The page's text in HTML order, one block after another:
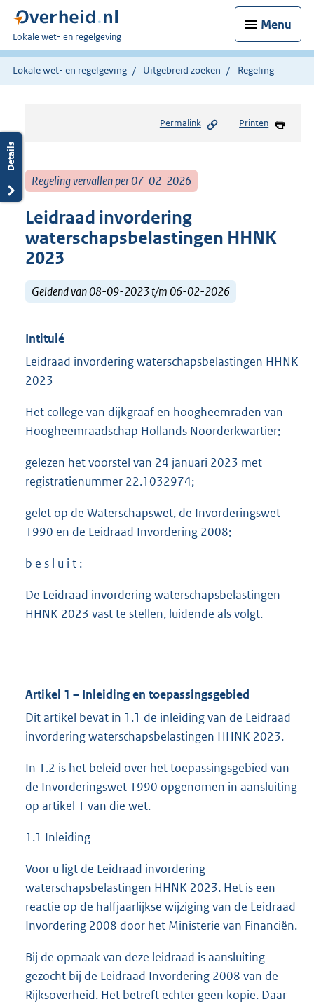
Menu
U
bent
hier:
Lokale wet- en regelgeving
Lokale wet- en regelgeving Uitgebreid zoeken Regeling
Permalink Printen
Regeling vervallen per 07-02-2026
Leidraad invordering
waterschapsbelastingen HHNK
2023
Geldend van 08-09-2023 t/m 06-02-2026
Intitulé
Leidraad invordering waterschapsbelastingen HHNK
2023
Het college van dijkgraaf en hoogheemraden van
Hoogheemraadschap Hollands Noorderkwartier;
gelezen het voorstel van 24 januari 2023 met
registratienummer 22.1032974;
gelet op de Waterschapswet, de Invorderingswet
1990 en de Leidraad Invordering 2008;
b e s l u i t :
De Leidraad invordering waterschapsbelastingen
HHNK 2023 vast te stellen, luidende als volgt.
Artikel 1 – Inleiding en toepassingsgebied
Dit artikel bevat in 1.1 de inleiding van de Leidraad
invordering waterschapsbelastingen HHNK 2023.
In 1.2 is het beleid over het toepassingsgebied van
de Invorderingswet 1990 opgenomen in aansluiting
op artikel 1 van die wet.
1.1 Inleiding
Voor u ligt de Leidraad invordering
waterschapsbelastingen HHNK 2023. Het is een
reactie op de halfjaarlijkse wijziging van de Leidraad
Invordering 2008 door het Ministerie van Financiën.
Bij de opmaak van deze leidraad is aansluiting
gezocht bij de Leidraad Invordering 2008 van de
Rijksoverheid. Het betreft echter geen kopie. Daar